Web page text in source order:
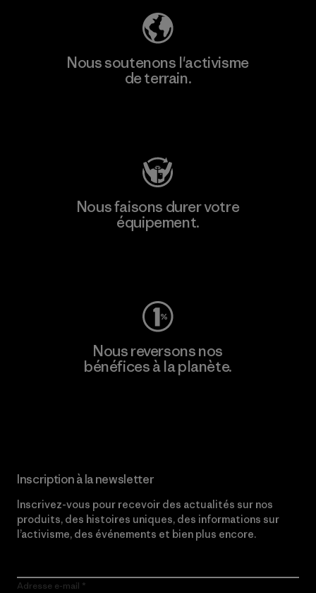
Nous soutenons l'activisme
de terrain.
Nous faisons durer votre
équipement.
Nous reversons nos
bénéfices à la planète.
Inscription à la newsletter
Inscrivez-vous pour recevoir des actualités sur nos
produits, des histoires uniques, des informations sur
l’activisme, des événements et bien plus encore.
Adresse e-mail